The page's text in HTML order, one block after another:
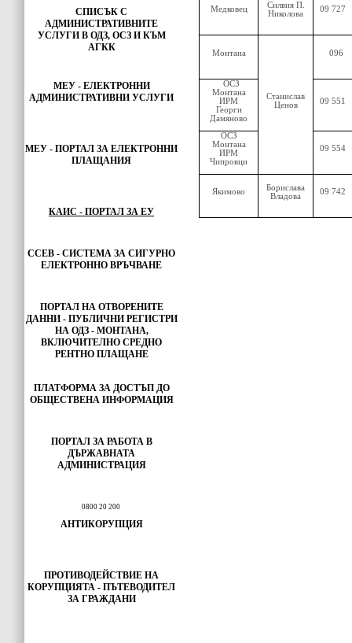
СПИСЪК С
АДМИНИСТРАТИВНИТЕ
УСЛУГИ В ОДЗ, ОСЗ И КЪМ
АГКК
МЕУ - ЕЛЕКТРОННИ
АДМИНИСТРАТИВНИ УСЛУГИ
МЕУ - ПОРТАЛ ЗА ЕЛЕКТРОННИ
ПЛАЩАНИЯ
КАИС - ПОРТАЛ ЗА ЕУ
ССЕВ - СИСТЕМА ЗА СИГУРНО
ЕЛЕКТРОННО ВРЪЧВАНЕ
ПОРТАЛ НА ОТВОРЕНИТЕ
ДАННИ - ПУБЛИЧНИ РЕГИСТРИ
НА ОДЗ - МОНТАНА,
ВКЛЮЧИТЕЛНО СРЕДНО
РЕНТНО ПЛАЩАНЕ
ПЛАТФОРМА ЗА ДОСТЪП ДО
ОБЩЕСТВЕНА ИНФОРМАЦИЯ
ПОРТАЛ ЗА РАБОТА В
ДЪРЖАВНАТА
АДМИНИСТРАЦИЯ
0800 20 200
АНТИКОРУПЦИЯ
ПРОТИВОДЕЙСТВИЕ НА
КОРУПЦИЯТА - ПЪТЕВОДИТЕЛ
ЗА ГРАЖДАНИ
Медковец
Силвия П.
Николова
09 727
Монтана
Станислав
Ценов
096
ОСЗ
Монтана
ИРМ
Георги
Дамяново
09 551
ОСЗ
Монтана
ИРМ
Чипровци
09 554
Якимово
Борислава
Владова
09 742